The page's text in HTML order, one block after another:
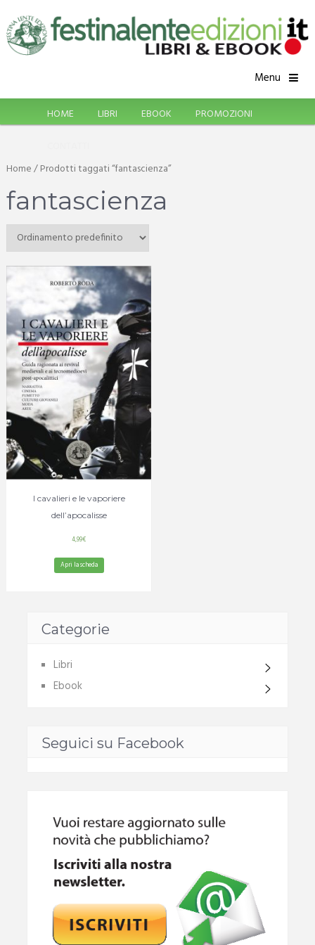
Menu
HOME LIBRI EBOOK
PROMOZIONI
Home/ Prodotti taggati “fantascienza”
fantascienza
I cavalieri e le vaporiere
dell’apocalisse
4,99€
Apri la scheda
Categorie
Libri
Ebook
Seguici su Facebook